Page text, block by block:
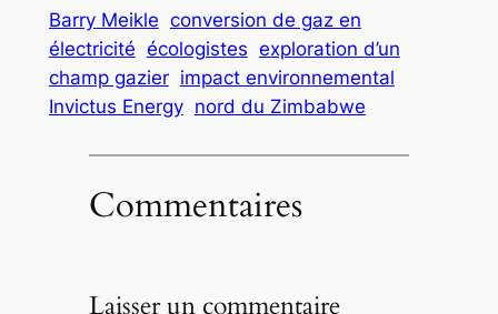
Barry Meikle conversion de gaz en
électricité écologistes exploration d’un
champ gazier impact environnemental
Invictus Energy nord du Zimbabwe
Commentaires
Laisser un commentaire